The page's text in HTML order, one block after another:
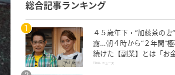
総合記事ランキング
４５歳年下・“加藤茶の妻
露…朝４時から“２年間”
続けた【副業】とは「お
ぐのって大変」
TRILL ニュース